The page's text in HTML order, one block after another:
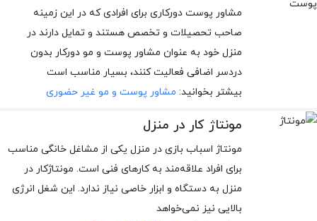
مشاور پوست دورکاری برای افرادی که در این زمینه
صاحب تحصیلات و تخصص هستند و تمایل دارند در
منزل خود به عنوان مشاور پوست و مو دورکار بدون
دردسر اضافی فعالیت کنند، بسیار مناسب است
بیشتر بخوانید: مشاور پوست و مو غیر حضوری
مونتاژ کار در منزل
مونتاژ اسباب بازی در منزل یکی از مشاغل خانگی مناسب
برای افراد علاقه‌مند به کارهای فنی است. مونتاژکار در
منزل به دستگاه و ابزار خاصی نیاز ندارد. این شغل انرژی
بالایی نیز نمی‌خواهد